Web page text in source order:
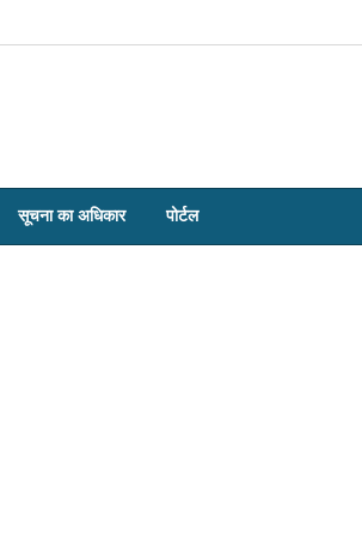
सूचना का अधिकार पोर्टल